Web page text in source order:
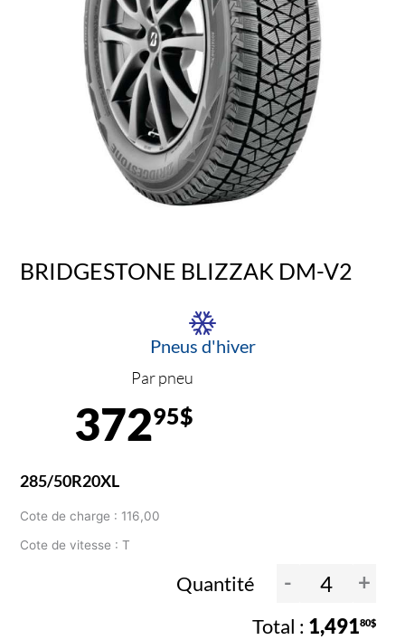
BRIDGESTONE BLIZZAK DM-V2
Pneus d'hiver
Par pneu
37295$
285/50R20XL
Cote de charge : 116,00
Cote de vitesse : T
Quantité - +
1,49180$